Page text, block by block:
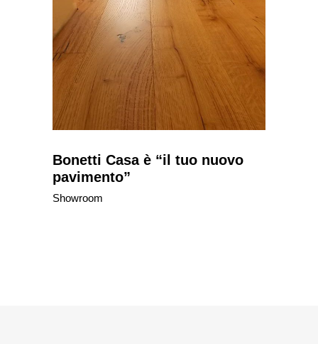
Bonetti Casa è “il tuo nuovo
pavimento”
Showroom